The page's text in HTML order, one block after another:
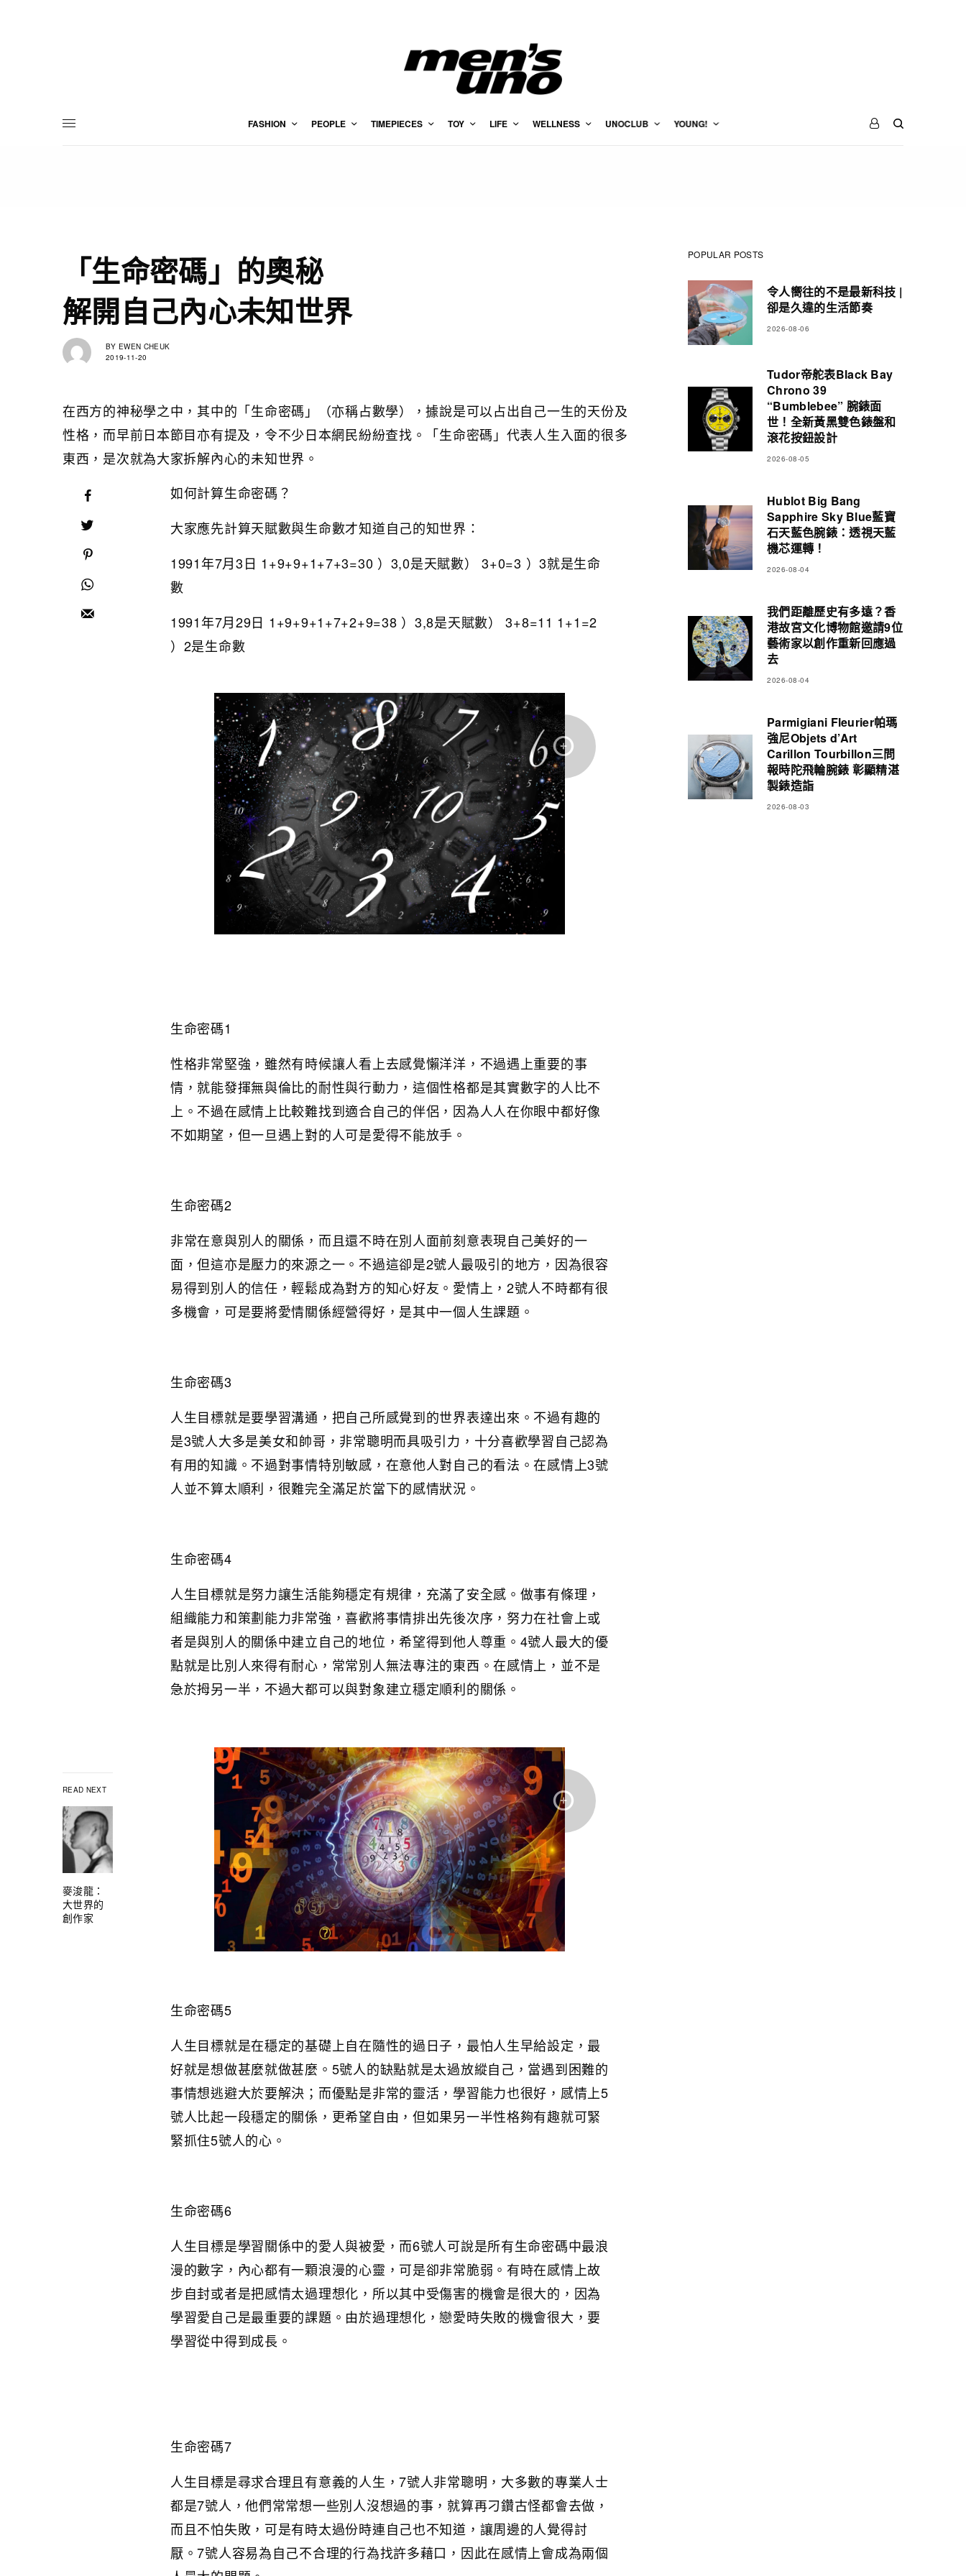
FASHION PEOPLE TIMEPIECES TOY LIFE WELLNESS UNOCLUB YOUNG!
「生命密碼」的奧秘
解開自己內心未知世界
BY EWEN CHEUK
2019-11-20
在西方的神秘學之中，其中的「生命密碼」（亦稱占數學），據說是可以占出自己一生的天份及
性格，而早前日本節目亦有提及，令不少日本網民紛紛查找。「生命密碼」代表人生入面的很多
東西，是次就為大家拆解內心的未知世界。
READ NEXT
麥浚龍：
大世界的
創作家
如何計算生命密碼？
大家應先計算天賦數與生命數才知道自己的知世界：
1991年7月3日 1+9+9+1+7+3=30 ）3,0是天賦數） 3+0=3 ）3就是生命
數
1991年7月29日 1+9+9+1+7+2+9=38 ）3,8是天賦數） 3+8=11 1+1=2
）2是生命數
生命密碼1
性格非常堅強，雖然有時候讓人看上去感覺懶洋洋，不過遇上重要的事
情，就能發揮無與倫比的耐性與行動力，這個性格都是其實數字的人比不
上。不過在感情上比較難找到適合自己的伴侶，因為人人在你眼中都好像
不如期望，但一旦遇上對的人可是愛得不能放手。
生命密碼2
非常在意與別人的關係，而且還不時在別人面前刻意表現自己美好的一
面，但這亦是壓力的來源之一。不過這卻是2號人最吸引的地方，因為很容
易得到別人的信任，輕鬆成為對方的知心好友。愛情上，2號人不時都有很
多機會，可是要將愛情關係經營得好，是其中一個人生課題。
生命密碼3
人生目標就是要學習溝通，把自己所感覺到的世界表達出來。不過有趣的
是3號人大多是美女和帥哥，非常聰明而具吸引力，十分喜歡學習自己認為
有用的知識。不過對事情特別敏感，在意他人對自己的看法。在感情上3號
人並不算太順利，很難完全滿足於當下的感情狀況。
生命密碼4
人生目標就是努力讓生活能夠穩定有規律，充滿了安全感。做事有條理，
組織能力和策劃能力非常強，喜歡將事情排出先後次序，努力在社會上或
者是與別人的關係中建立自己的地位，希望得到他人尊重。4號人最大的優
點就是比別人來得有耐心，常常別人無法專注的東西。在感情上，並不是
急於拇另一半，不過大都可以與對象建立穩定順利的關係。
生命密碼5
人生目標就是在穩定的基礎上自在隨性的過日子，最怕人生早給設定，最
好就是想做甚麼就做甚麼。5號人的缺點就是太過放縱自己，當遇到困難的
事情想逃避大於要解決；而優點是非常的靈活，學習能力也很好，感情上5
號人比起一段穩定的關係，更希望自由，但如果另一半性格夠有趣就可緊
緊抓住5號人的心。
生命密碼6
人生目標是學習關係中的愛人與被愛，而6號人可說是所有生命密碼中最浪
漫的數字，內心都有一顆浪漫的心靈，可是卻非常脆弱。有時在感情上故
步自封或者是把感情太過理想化，所以其中受傷害的機會是很大的，因為
學習愛自己是最重要的課題。由於過理想化，戀愛時失敗的機會很大，要
學習從中得到成長。
生命密碼7
人生目標是尋求合理且有意義的人生，7號人非常聰明，大多數的專業人士
都是7號人，他們常常想一些別人沒想過的事，就算再刁鑽古怪都會去做，
而且不怕失敗，可是有時太過份時連自己也不知道，讓周邊的人覺得討
厭。7號人容易為自己不合理的行為找許多藉口，因此在感情上會成為兩個
POPULAR POSTS
令人嚮往的不是最新科技 |
卻是久違的生活節奏
2026-08-06
Tudor帝舵表Black Bay
Chrono 39
“Bumblebee” 腕錶面
世！全新黃黑雙色錶盤和
滾花按鈕設計
2026-08-05
Hublot Big Bang
Sapphire Sky Blue藍寶
石天藍色腕錶：透視天藍
機芯運轉！
2026-08-04
我們距離歷史有多遠？香
港故宮文化博物館邀請9位
藝術家以創作重新回應過
去
2026-08-04
Parmigiani Fleurier帕瑪
強尼Objets d’Art
Carillon Tourbillon三問
報時陀飛輪腕錶 彰顯精湛
製錶造詣
2026-08-03